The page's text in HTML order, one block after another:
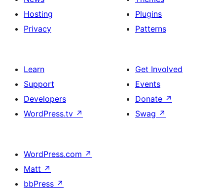
Hosting
Privacy
Plugins
Patterns
Learn
Support
Developers
WordPress.tv ↗
Get Involved
Events
Donate ↗
Swag ↗
WordPress.com ↗
Matt ↗
bbPress ↗